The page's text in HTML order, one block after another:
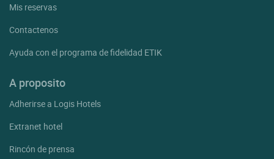
Mis reservas
Contactenos
Ayuda con el programa de fidelidad ETIK
A proposito
Adherirse a Logis Hotels
Extranet hotel
Rincón de prensa